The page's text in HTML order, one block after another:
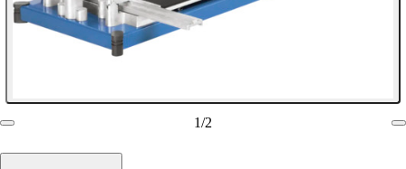
1/2